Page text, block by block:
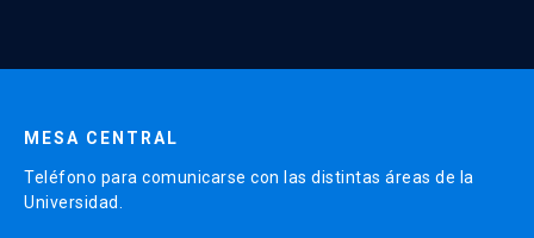
MESA CENTRAL
Teléfono para comunicarse con las distintas áreas de la
Universidad.